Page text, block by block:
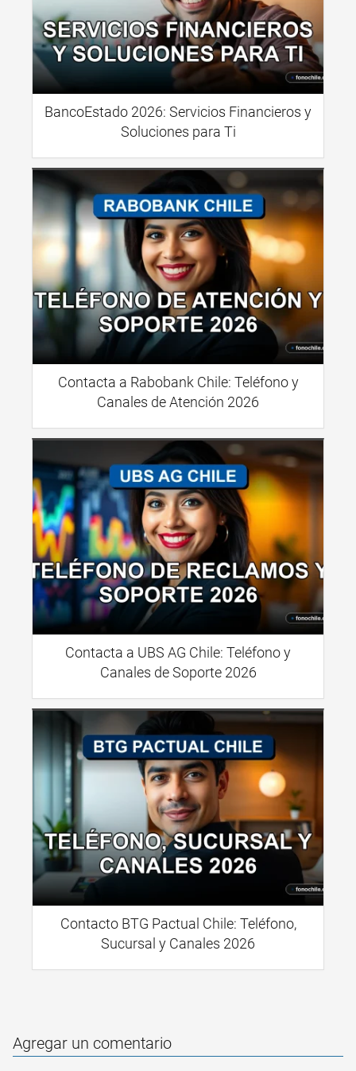
BancoEstado 2026: Servicios Financieros y
Soluciones para Ti
Contacta a Rabobank Chile: Teléfono y
Canales de Atención 2026
Contacta a UBS AG Chile: Teléfono y
Canales de Soporte 2026
Contacto BTG Pactual Chile: Teléfono,
Sucursal y Canales 2026
Agregar un comentario